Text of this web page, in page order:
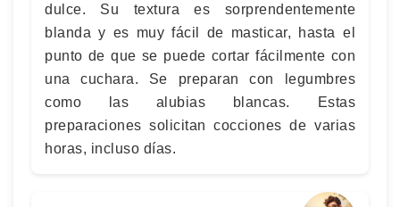
dulce. Su textura es sorprendentemente
blanda y es muy fácil de masticar, hasta el
punto de que se puede cortar fácilmente con
una cuchara. Se preparan con legumbres
como las alubias blancas. Estas
preparaciones solicitan cocciones de varias
horas, incluso días.